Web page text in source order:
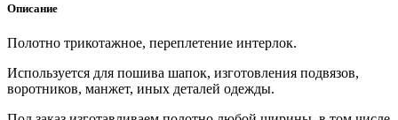
Описание
Полотно трикотажное, переплетение интерлок.
Используется для пошива шапок, изготовления подвязов,
воротников, манжет, иных деталей одежды.